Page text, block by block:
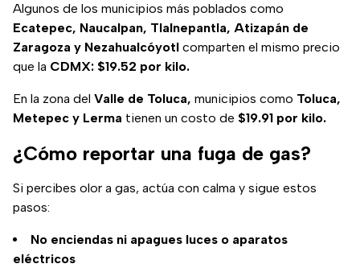
Algunos de los municipios más poblados como
Ecatepec, Naucalpan, Tlalnepantla, Atizapán de
Zaragoza y Nezahualcóyotl comparten el mismo precio
que la CDMX: $19.52 por kilo.
En la zona del Valle de Toluca, municipios como Toluca,
Metepec y Lerma tienen un costo de $19.91 por kilo.
¿Cómo reportar una fuga de gas?
Si percibes olor a gas, actúa con calma y sigue estos
pasos:
No enciendas ni apagues luces o aparatos
eléctricos